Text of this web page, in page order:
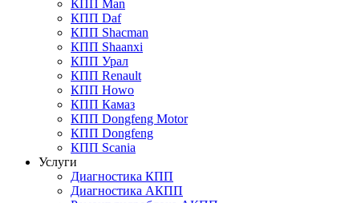
КПП Man
КПП Daf
КПП Shacman
КПП Shaanxi
КПП Урал
КПП Renault
КПП Howo
КПП Камаз
КПП Dongfeng Motor
КПП Dongfeng
КПП Scania
Услуги
Диагностика КПП
Диагностика АКПП